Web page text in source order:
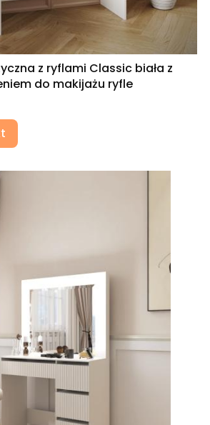
z ryflami Classic biała z
do makijażu ryfle